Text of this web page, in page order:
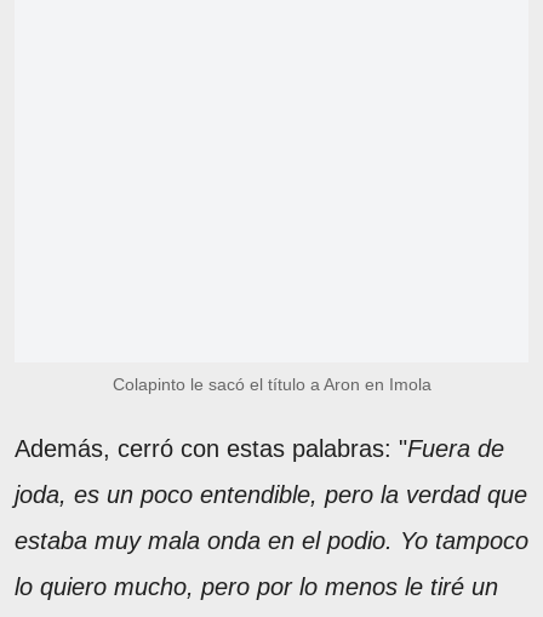
Colapinto le sacó el título a Aron en Imola
Además, cerró con estas palabras: "Fuera de
joda, es un poco entendible, pero la verdad que
estaba muy mala onda en el podio. Yo tampoco
lo quiero mucho, pero por lo menos le tiré un